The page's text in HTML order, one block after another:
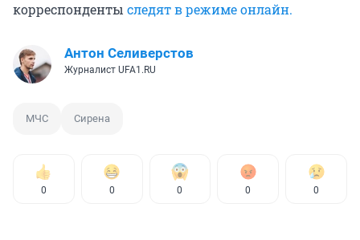
корреспонденты следят в режиме онлайн.
Антон Селиверстов
Журналист UFA1.RU
МЧС Сирена
0 0 0 0 0